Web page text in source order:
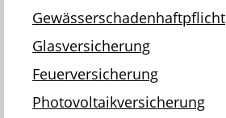
Gewässerschadenhaftpflicht
Glasversicherung
Feuerversicherung
Photovoltaikversicherung